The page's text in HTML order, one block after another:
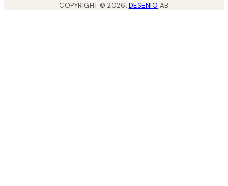
COPYRIGHT ©2026, DESENIO AB